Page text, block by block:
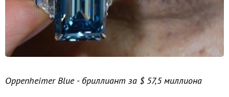
Oppenheimer Blue - бриллиант за $ 57,5 миллиона